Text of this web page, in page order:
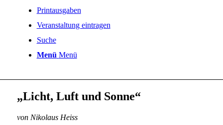
Printausgaben
Veranstaltung eintragen
Suche
Menü Menü
„Licht, Luft und Sonne“
von Nikolaus Heiss